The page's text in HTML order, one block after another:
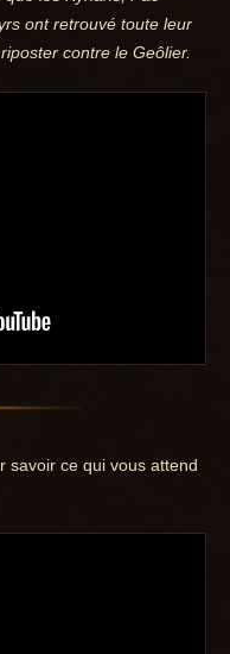
ont retrouvé toute leur
contre le Geôlier.
savoir ce qui vous attend